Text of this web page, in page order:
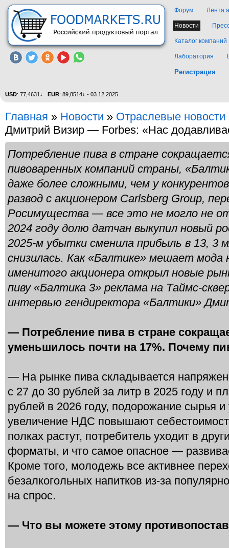
Форум Лента
Новости
Каталог компаний
Лаборатория
Регистрация
USD: 77,4631↓ EUR: 89,8514↓ - 03.12.2025
Главная » Новости » Отраслевые новости
Дмитрий Визир — Forbes: «Нас
Потребление пива в стране
пивоваренных компаний страны,
даже более сложными, чем у
развод с акционером Carlsberg Group,
Росимущества — все это не могло не
2024 году долю датчан выкупил новый
2025-м убытки сменила прибыль в 13, 3
снизилась. Как «Балтике» мешает мода
именитого акционера открыл новые
пиву «Балтика 3» реклама на Таймс-
интервью гендиректора «Балтики»
— Потребление пива в стране
уменьшилось почти на 17%. Почему
— На рынке пива складывается
с 27 до 30 рублей за литр в 2025 году и
рублей в 2026 году, подорожание сырья и
увеличение НДС повышают
полках растут, потребитель уходит в
форматы, и что самое опасное —
Кроме того, молодежь все активнее
безалкогольных напитков из-за
на спрос.
— Что вы можете этому